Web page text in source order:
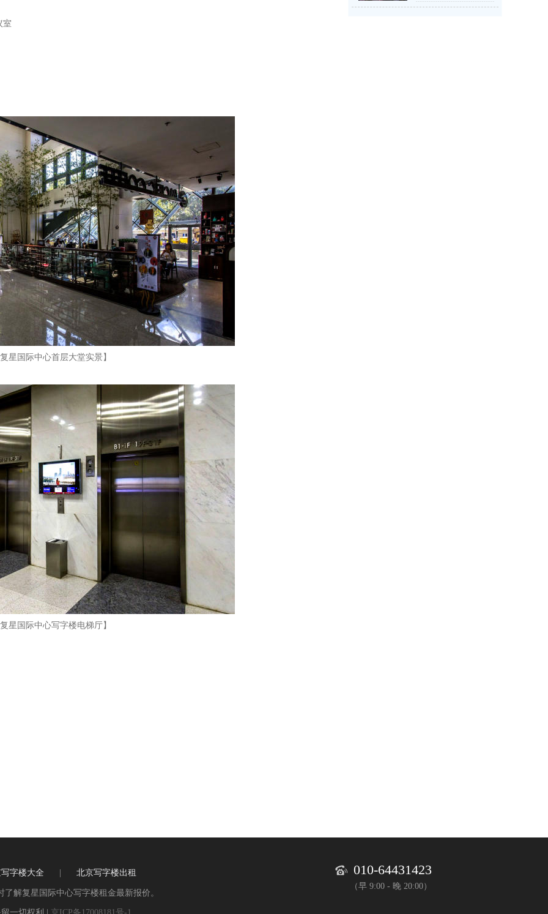
室
星国际中心首层大堂实景】
星国际中心写字楼电梯厅】
字楼大全 北京写字楼出租 010-64431423
（早 9:00 - 晚 20:00）
了解复星国际中心写字楼租金最新报价。